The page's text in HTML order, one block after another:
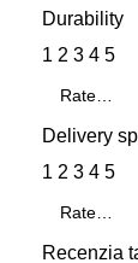
Durability
1 2 3 4 5
Delivery
1 2 3 4 5
Recenzia